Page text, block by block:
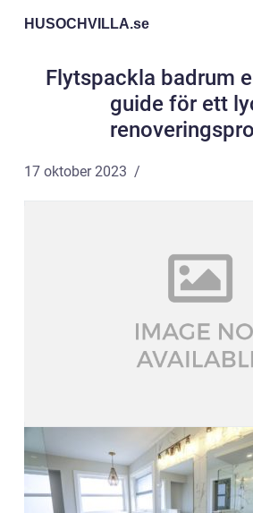
HUSOCHVILLA.se
Flytspackla badrum
guide för ett
17 oktober 2023